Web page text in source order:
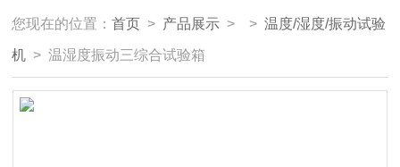
您现在的位置：首页 > 产品展示 > >温度/湿度/振动试验
机 > 温湿度振动三综合试验箱